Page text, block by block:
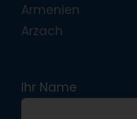
Armenien
Arzach
Ihr Name